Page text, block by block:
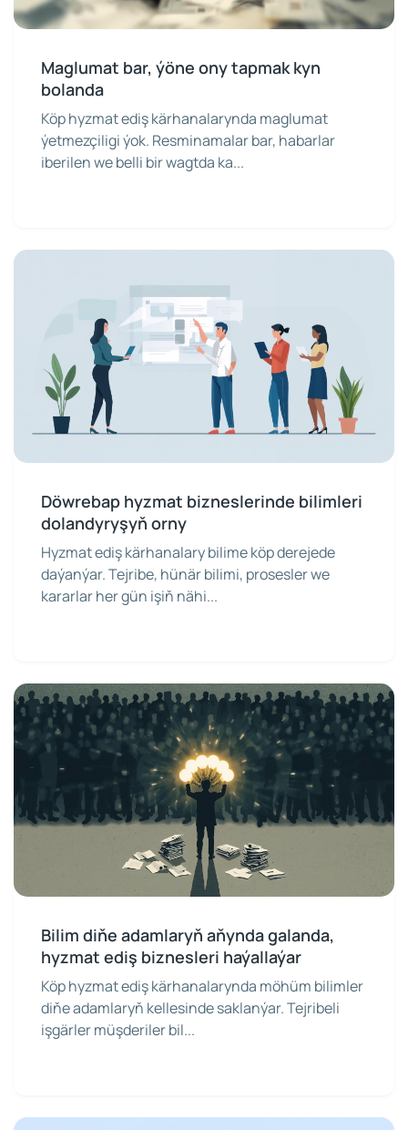
Maglumat bar, ýöne ony tapmak kyn
bolanda
Köp hyzmat ediş kärhanalarynda maglumat
ýetmezçiligi ýok. Resminamalar bar, habarlar
iberilen we belli bir wagtda ka...
Döwrebap hyzmat bizneslerinde bilimleri
dolandyryşyň orny
Hyzmat ediş kärhanalary bilime köp derejede
daýanýar. Tejribe, hünär bilimi, prosesler we
kararlar her gün işiň nähi...
Bilim diňe adamlaryň aňynda galanda,
hyzmat ediş biznesleri haýallaýar
Köp hyzmat ediş kärhanalarynda möhüm bilimler
diňe adamlaryň kellesinde saklanýar. Tejribeli
işgärler müşderiler bil...